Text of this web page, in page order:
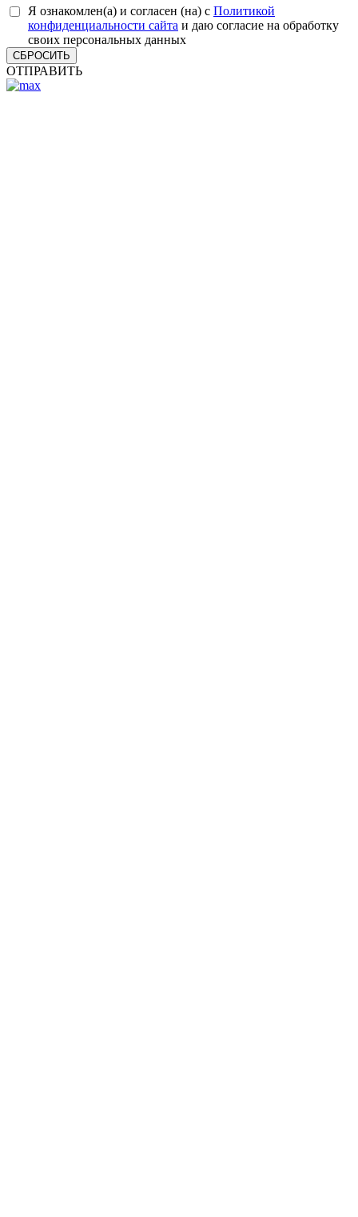
Я ознакомлен(а) и согласен (на) с Политикой
конфиденциальности сайта и даю согласие на обработку
своих персональных данных
СБРОСИТЬ
ОТПРАВИТЬ